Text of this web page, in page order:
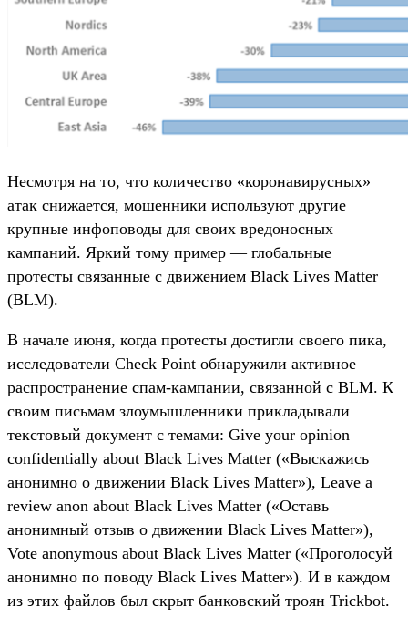
Несмотря на то, что количество «коронавирусных»
атак снижается, мошенники используют другие
крупные инфоповоды для своих вредоносных
кампаний. Яркий тому пример — глобальные
протесты связанные с движением Black Lives Matter
(BLM).
В начале июня, когда протесты достигли своего пика,
исследователи Check Point обнаружили активное
распространение спам-кампании, связанной с BLM. К
своим письмам злоумышленники прикладывали
текстовый документ с темами: Give your opinion
confidentially about Black Lives Matter («Выскажись
анонимно о движении Black Lives Matter»), Leave a
review anon about Black Lives Matter («Оставь
анонимный отзыв о движении Black Lives Matter»),
Vote anonymous about Black Lives Matter («Проголосуй
анонимно по поводу Black Lives Matter»). И в каждом
из этих файлов был скрыт банковский троян Trickbot.